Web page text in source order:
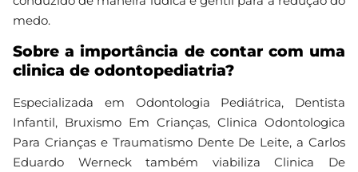
medo.
Sobre a importância de contar com uma
clinica de odontopediatria?
Especializada em Odontologia Pediátrica, Dentista
Infantil, Bruxismo Em Crianças, Clinica Odontologica
Para Crianças e Traumatismo Dente De Leite, a Carlos
Eduardo Werneck também viabiliza Clinica De